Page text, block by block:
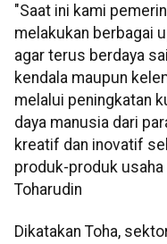
"Saat ini kami
melakukan berbagai
agar terus berdaya
kendala maupun
melalui peningkatan
daya manusia dari
kreatif dan inovatif
produk-produk usaha
Toharudin
Dikatakan Toha,